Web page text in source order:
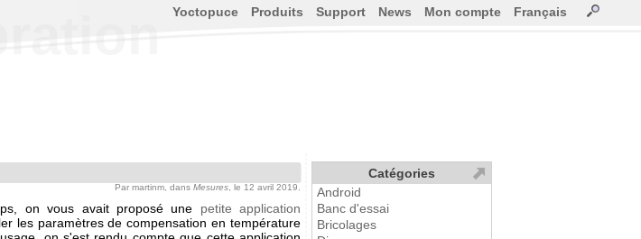
Par martinm , dans Mesures , le 12 avril 2019.
on vous avait proposé une petite application
les paramètres de compensation en température
Yoctopuce Produits Support News Mon compte Français
Catégories
Android
Banc d'essai
Bricolages